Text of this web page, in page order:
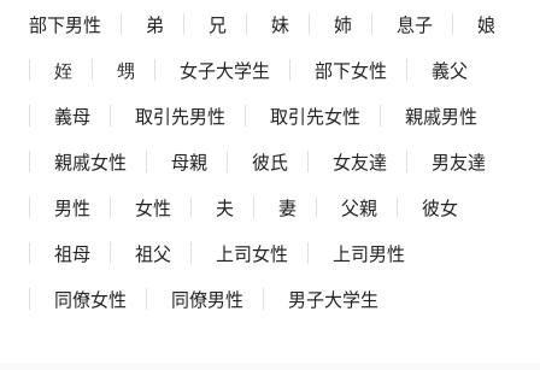
部下男性 弟 兄 妹 姉 息子
娘
姪
甥 女子大学生 部下女性
義父
義母
取引先男性 取引先女性
親戚男性
親戚女性
母親 彼氏 女友達
男友達
男性
女性 夫 妻 父親
彼女
祖母
祖父 上司女性
上司男性
同僚女性
同僚男性 男子大学生